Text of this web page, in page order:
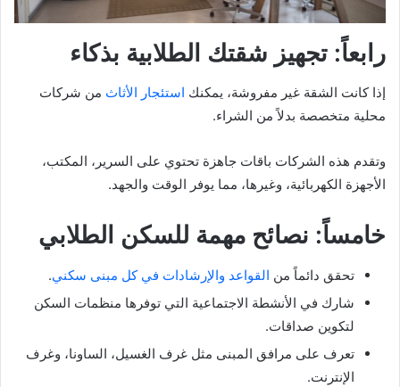
رابعاً: تجهيز شقتك الطلابية بذكاء
إذا كانت الشقة غير مفروشة، يمكنك استئجار الأثاث من شركات
محلية متخصصة بدلاً من الشراء.
وتقدم هذه الشركات باقات جاهزة تحتوي على السرير، المكتب،
الأجهزة الكهربائية، وغيرها، مما يوفر الوقت والجهد.
خامساً: نصائح مهمة للسكن الطلابي
تحقق دائماً من القواعد والإرشادات في كل مبنى سكني.
شارك في الأنشطة الاجتماعية التي توفرها منظمات السكن
لتكوين صداقات.
تعرف على مرافق المبنى مثل غرف الغسيل، الساونا، وغرف
الإنترنت.